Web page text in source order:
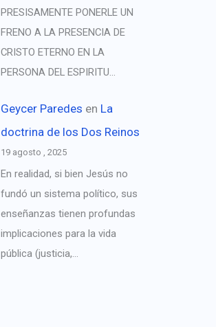
PRESISAMENTE PONERLE UN
FRENO A LA PRESENCIA DE
CRISTO ETERNO EN LA
PERSONA DEL ESPIRITU…
Geycer Paredes en La
doctrina de los Dos Reinos
19 agosto , 2025
En realidad, si bien Jesús no
fundó un sistema político, sus
enseñanzas tienen profundas
implicaciones para la vida
pública (justicia,…